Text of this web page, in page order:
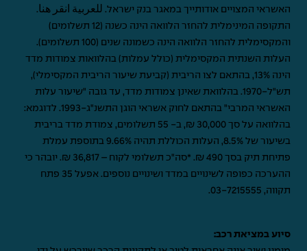
האשראי המצויים אודותייך במאגר בנק ישראל. للعربية انقر هنا .
התקופה המינימלית להחזר הלוואה הינה כשנה (12 תשלומים)
והמקסימלית להחזר הלוואה הינה כשמונה שנים (100 תשלומים).
העלות השנתית המקסימלית (כולל עמלות) בהלוואות צמודות מדד
הינה 13%, בהתאם לצו הריבית (קביעת שיעור הריבית המקסימלי),
תש"ל-1970. בהלוואת שאינן צמודות מדד, עד גובה "שיעור עלות
האשראי המרבי" בהתאם לחוק אשראי הוגן התשנ"ג-1993. לדוגמא:
בהלוואה על סך 30,000 ₪, ב- 55 תשלומים, צמודת מדד בריבית
בשיעור של 8.5%, העלות הכוללת תהיה 9.66% בתוספת עמלת
פתיחת תיק בסך 490 ₪. *סה"כ תשלומי לקוח – 36,817 ₪. יובהר כי
ההערכה כפופה לשינויים במדד ושינויים נוספים. אפעל 35 פתח
תקווה, 03-7215555
.
סיוע במציאת רכב: